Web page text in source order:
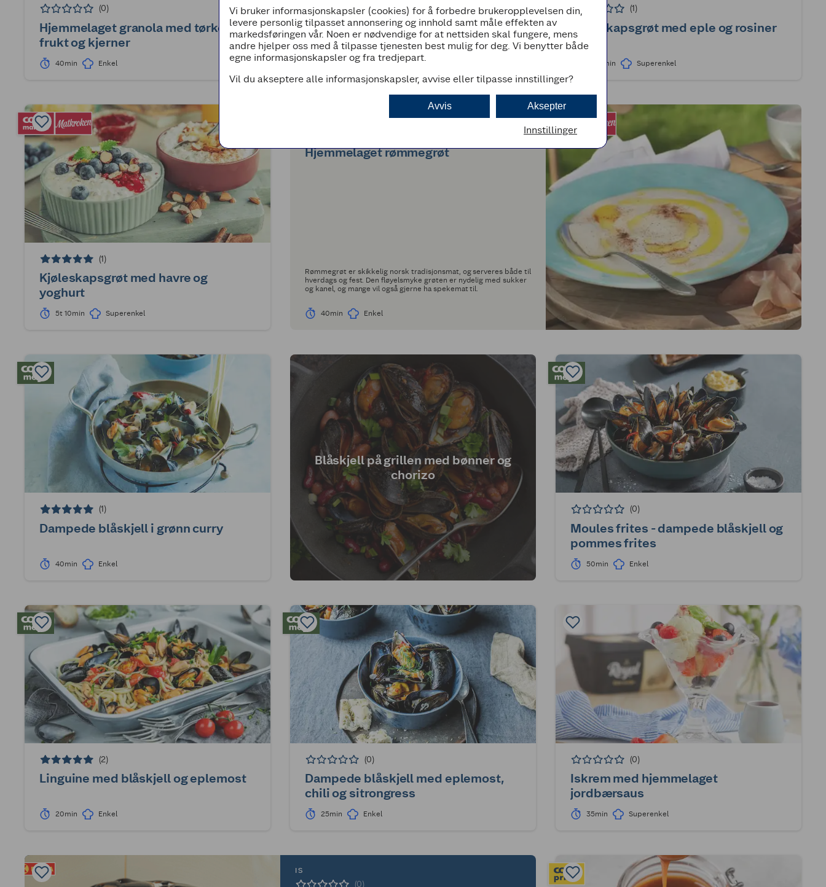
(0)
Hjemmelaget granola med tørket
frukt og kjerner
40min Enkel
(6)
Havregrøt med mango og kokossaus
25min Enkel
(1)
Kjøleskapsgrøt med eple og rosiner
9t 10min Superenkel
(1)
Kjøleskapsgrøt med havre og
yoghurt
5t 10min Superenkel
Hjemmelaget rømmegrøt
Rømmegrøt er skikkelig norsk tradisjonsmat, og serveres både til
hverdags og fest. Den fløyelsmyke grøten er nydelig med sukker
og kanel, og mange vil også gjerne ha spekemat til.
40min Enkel
(1)
Dampede blåskjell i grønn curry
40min Enkel
Blåskjell på grillen med bønner og
chorizo
(0)
Moules frites - dampede blåskjell og
pommes frites
50min Enkel
(2)
Linguine med blåskjell og eplemost
20min Enkel
(0)
Dampede blåskjell med eplemost,
chili og sitrongress
25min Enkel
(0)
Iskrem med hjemmelaget
jordbærsaus
35min Superenkel
IS
(0)
Vi bruker informasjonskapsler (cookies) for å forbedre brukeropplevelsen din,
levere personlig tilpasset annonsering og innhold samt måle effekten av
markedsføringen vår. Noen er nødvendige for at nettsiden skal fungere, mens
andre hjelper oss med å tilpasse tjenesten best mulig for deg. Vi benytter både
egne informasjonskapsler og fra tredjepart.
Vil du akseptere alle informasjonskapsler, avvise eller tilpasse innstillinger?
Aksepter
Avvis
Innstillinger